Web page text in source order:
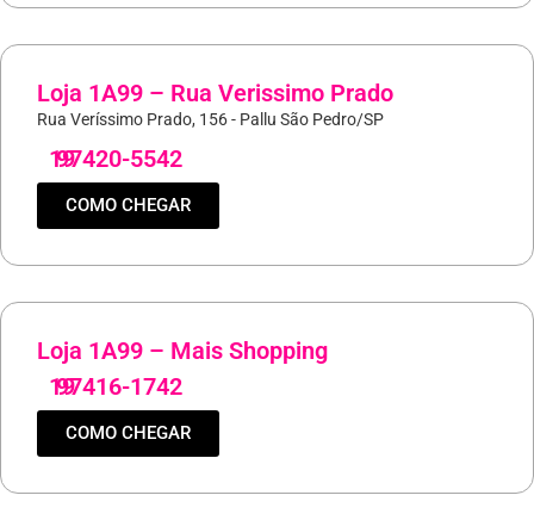
Loja 1A99 – Rua Verissimo Prado
Rua Veríssimo Prado, 156 - Pallu São Pedro/SP
19
97420-5542
COMO CHEGAR
Loja 1A99 – Mais Shopping
19
97416-1742
COMO CHEGAR